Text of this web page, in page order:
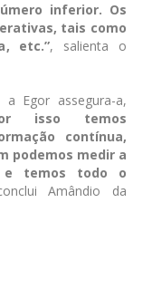
inferior. Os
tais como
etc.”, salienta o
Egor assegura-a,
isso temos
contínua,
podemos medir a
e temos todo o
Amândio da